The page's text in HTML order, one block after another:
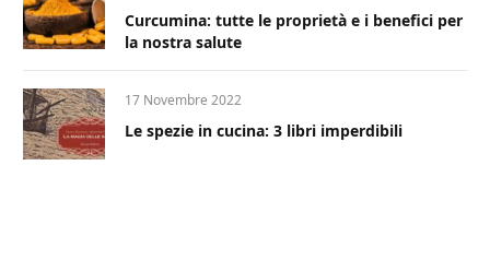
Curcumina: tutte le proprietà e i benefici per
la nostra salute
17 Novembre 2022
Le spezie in cucina: 3 libri imperdibili